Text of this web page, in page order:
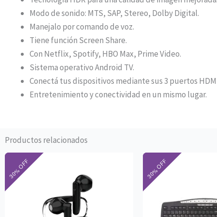
Modo de sonido: MTS, SAP, Stereo, Dolby Digital.
Manejalo por comando de voz.
Tiene función Screen Share.
Con Netflix, Spotify, HBO Max, Prime Video.
Sistema operativo Android TV.
Conectá tus dispositivos mediante sus 3 puertos
Entretenimiento y conectividad en un mismo lugar.
Productos relacionados
original
era:
$45.400.